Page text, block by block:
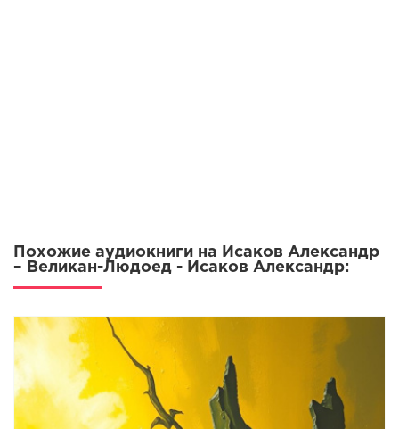
Похожие аудиокниги на Исаков Александр
– Великан-Людоед - Исаков Александр: